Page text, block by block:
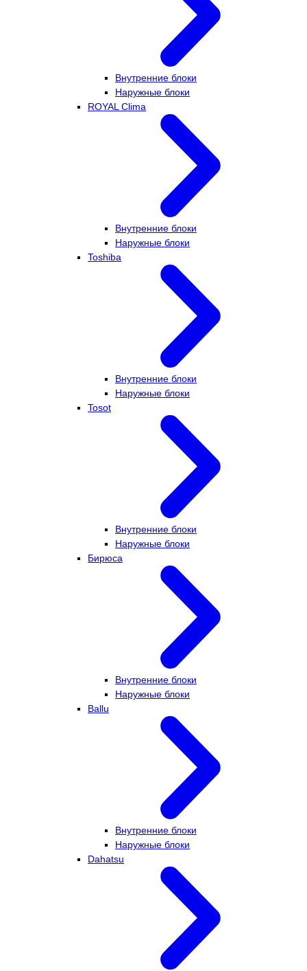
Внутренние блоки
Наружные блоки
ROYAL Clima
Внутренние блоки
Наружные блоки
Toshiba
Внутренние блоки
Наружные блоки
Tosot
Внутренние блоки
Наружные блоки
Бирюса
Внутренние блоки
Наружные блоки
Ballu
Внутренние блоки
Наружные блоки
Dahatsu